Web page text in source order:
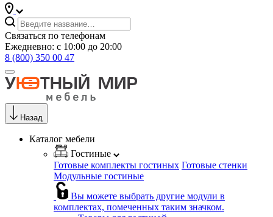
Связаться по телефонам
Ежедневно: с 10:00 до 20:00
8 (800) 350 00 47
Назад
Каталог мебели
Гостиные
Готовые комплекты гостиных Готовые стенки
Модульные гостиные
Вы можете выбрать другие модули в
комплектах, помеченных таким значком.